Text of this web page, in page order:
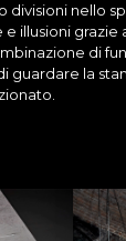
divisioni nello
illusioni grazie
di
guardare la